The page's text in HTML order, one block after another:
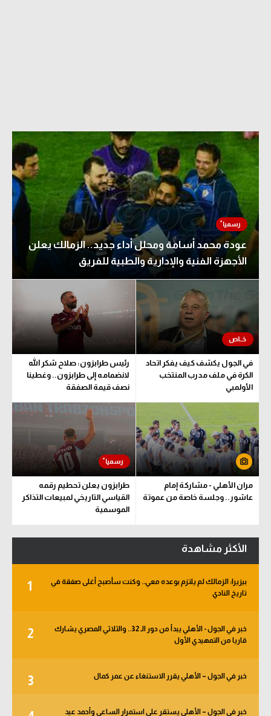
عودة محمد أسامة ومحلل أداء جديد.. الزمالك يعلن
الأجهزة الفنية والإدارية والطبية للفريق
في الجول يكشف كيف يفكر اتحاد
الكرة في ملف مدرب المنتخب
الأولمبي
رئيس طرابزون: صلاح شكر الله
لانضمامه إلى طرابزون.. وغطينا
نصف قيمة الصفقة
مران الأهلي - مشاركة إمام
عاشور.. وجلسة خاصة من عموتة
طرابزون يعلن تحطيم رقمه
القياسي التاريخي لمبيعات التذاكر
الموسمية
الأكثر مشاهدة
1
بيزيرا: الزمالك لم يلتزم بوعده معي.. وكنت سأصبح أغلى صفقة في
تاريخ النادي
2
خبر في الجول - الأهلي يبدأ من دور الـ 32.. والثلاثي المصري يشارك
قاريا من التمهيدي الأول
3 خبر في الجول – الأهلي يقرر الاستنغاء عن عمر كمال
خبر في الجول – الأهلي يستقر على استمرار الساعي وأحمد عيد